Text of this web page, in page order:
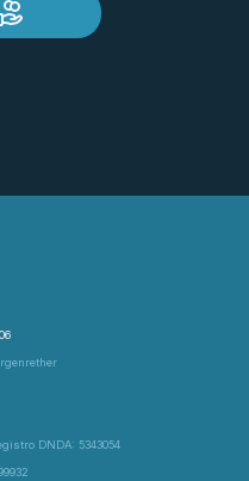
DNDA: 5343054